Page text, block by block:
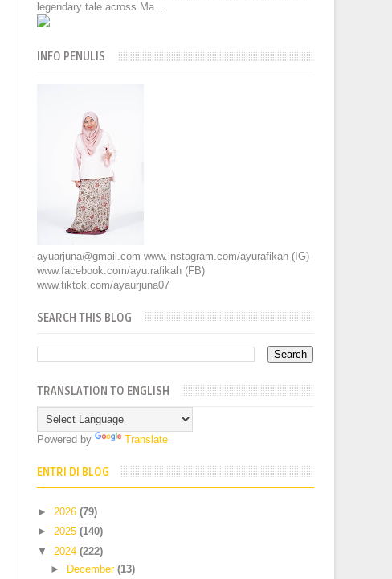
legendary tale across Ma...
INFO PENULIS
ayuarjuna@gmail.com www.instagram.com/ayurafikah (IG)
www.facebook.com/ayu.rafikah (FB)
www.tiktok.com/ayaurjuna07
SEARCH THIS BLOG
TRANSLATION TO ENGLISH
Powered by Translate
ENTRI DI BLOG
► 2026(79)
►2025(140)
▼2024(222)
► December (13)